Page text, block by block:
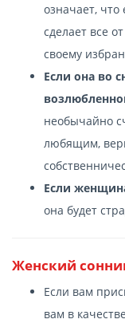
означает,
сделает все
своему
Если она во
необычайно
любящим,
Если
она будет
Женский
Если вам
вам в